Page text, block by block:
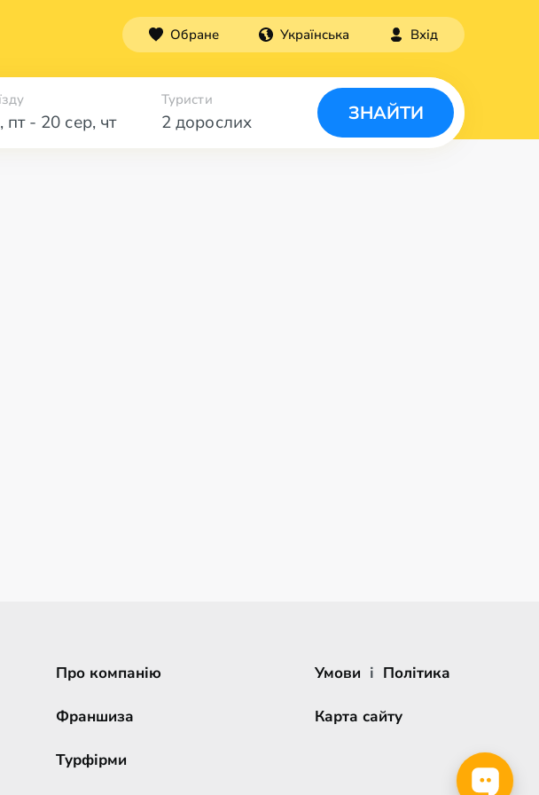
Обране Українська Вхід
, пт- 20 сер, чт 2 дорослих
Туристи
ЗНАЙТИ
Про компанію
Франшиза
Турфірми
Умови і Політика
Карта сайту